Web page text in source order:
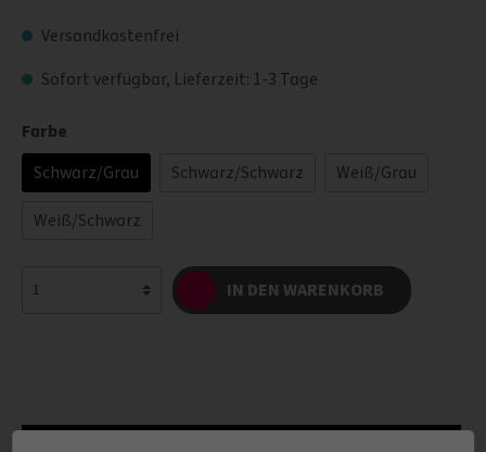
Versandkostenfrei
Sofort verfügbar, Lieferzeit: 1-3 Tage
Farbe
Schwarz/Grau
Schwarz/Schwarz
Weiß/Grau
Weiß/Schwarz
IN DEN WARENKORB